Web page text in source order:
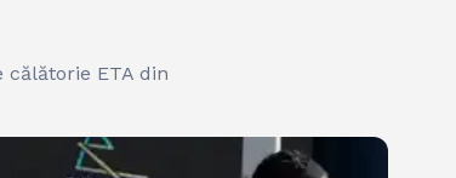
ETA din